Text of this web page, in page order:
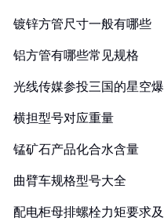
镀锌方管尺寸一般有哪些
铝方管有哪些常见规格
光线传媒参投三国的星空
横担型号对应重量
锰矿石产品化合水含量
曲臂车规格型号大全
配电柜母排螺栓力矩要求